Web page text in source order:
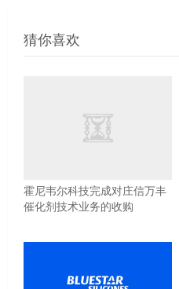
猜你喜欢
霍尼韦尔科技完成对庄信万丰
催化剂技术业务的收购